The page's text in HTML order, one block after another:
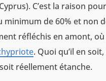
C’est la raison
minimum de 60% et non
réfléchis en amont,
. Quoi qu’il en
réellement étanche.